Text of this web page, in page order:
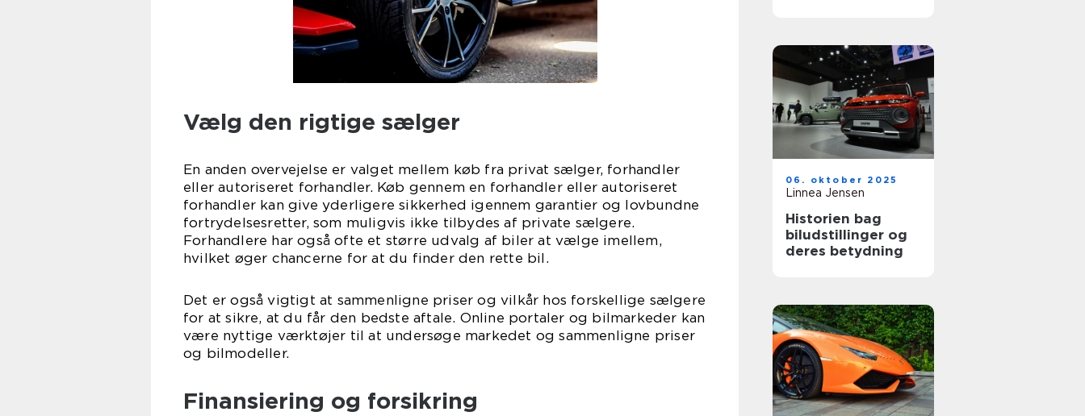
Vælg den rigtige sælger
En anden overvejelse er valget mellem køb fra privat sælger, forhandler
eller autoriseret forhandler. Køb gennem en forhandler eller autoriseret
forhandler kan give yderligere sikkerhed igennem garantier og lovbundne
fortrydelsesretter, som muligvis ikke tilbydes af private sælgere.
Forhandlere har også ofte et større udvalg af biler at vælge imellem,
hvilket øger chancerne for at du finder den rette bil.
Det er også vigtigt at sammenligne priser og vilkår hos forskellige sælgere
for at sikre, at du får den bedste aftale. Online portaler og bilmarkeder kan
være nyttige værktøjer til at undersøge markedet og sammenligne priser
og bilmodeller.
Finansiering og forsikring
06. oktober 2025
Linnea Jensen
Historien bag
biludstillinger og
deres betydning